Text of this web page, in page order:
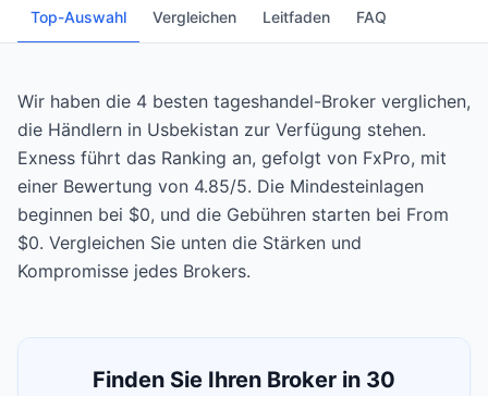
Top-Auswahl Vergleichen Leitfaden FAQ
Wir haben die 4 besten tageshandel-Broker verglichen,
die Händlern in Usbekistan zur Verfügung stehen.
Exness führt das Ranking an, gefolgt von FxPro, mit
einer Bewertung von 4.85/5. Die Mindesteinlagen
beginnen bei $0, und die Gebühren starten bei From
$0. Vergleichen Sie unten die Stärken und
Kompromisse jedes Brokers.
Finden Sie Ihren Broker in 30